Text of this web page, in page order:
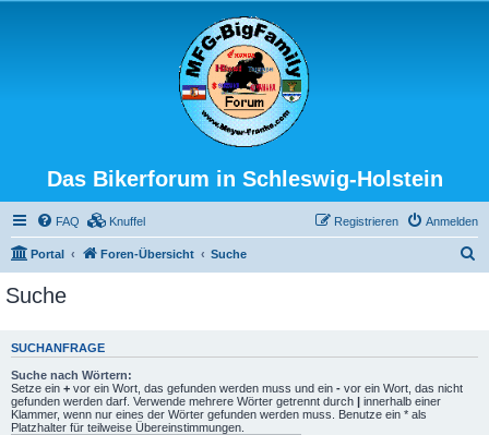
Das Bikerforum in Schleswig-Holstein
FAQ Knuffel Anmelden
Registrieren
Portal Foren-Übersicht Suche
e
Suche
SUCHANFRAGE
Suche nach Wörtern:
Setze ein + vor ein Wort, das gefunden werden muss und ein - vor ein Wort, das nicht
gefunden werden darf. Verwende mehrere Wörter getrennt durch | innerhalb einer
Klammer, wenn nur eines der Wörter gefunden werden muss. Benutze ein * als
Platzhalter für teilweise Übereinstimmungen.